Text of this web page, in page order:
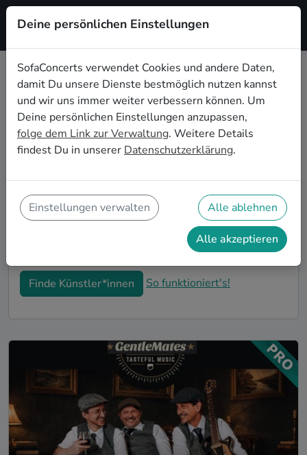
Registrieren
Lounge Live-Musik für den 30.
Geburtstag in Heilbronn
Schon wieder ist ein Jahrzehnt vergangen und Dein
nächster runder Geburtstag steht an? Ein Konzert ist
auf eine ganz besondere Art und Weise zu feiern. Ob
kleine Gartenparty oder Feier mit der ganzen
Nachbarschaft: Auf SofaConcerts findest Du tolle
Lounge Live-Acts, die perfekt zu Deiner 30.
Geburtstagsfeier in Heilbronn passen.
Finde Künstler*innen So funktioniert's!
Deine persönlichen Einstellungen
SofaConcerts verwendet Cookies und andere Daten,
damit Du unsere Dienste bestmöglich nutzen kannst
und wir uns immer weiter verbessern können. Um
Deine persönlichen Einstellungen anzupassen,
folge dem Link zur Verwaltung. Weitere Details
findest Du in unserer Datenschutzerklärung.
Einstellungen verwalten Alle ablehnen
Alle akzeptieren